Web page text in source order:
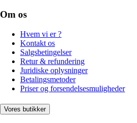
Om os
Hvem vi er ?
Kontakt os
Salgsbetingelser
Retur & refundering
Juridiske oplysninger
Betalingsmetoder
Priser og forsendelsesmuligheder
Vores butikker